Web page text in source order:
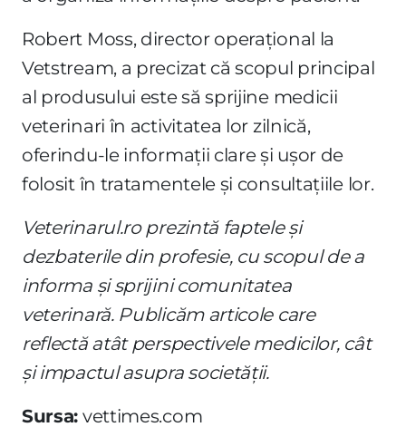
Robert Moss, director operațional la
Vetstream, a precizat că scopul principal
al produsului este să sprijine medicii
veterinari în activitatea lor zilnică,
oferindu-le informații clare și ușor de
folosit în tratamentele și consultațiile lor.
Veterinarul.ro prezintă faptele și
dezbaterile din profesie, cu scopul de a
informa și sprijini comunitatea
veterinară. Publicăm articole care
reflectă atât perspectivele medicilor, cât
și impactul asupra societății.
Sursa: vettimes.com